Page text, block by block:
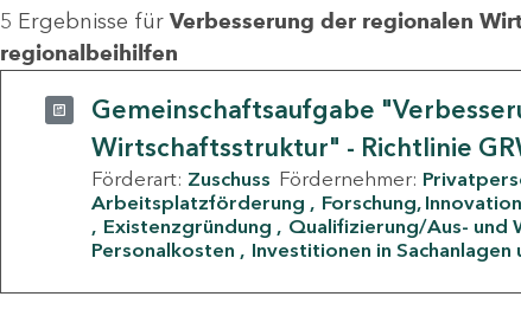
5 Ergebnisse für Verbesserung der regionalen
regionalbeihilfen
Gemeinschaftsaufgabe
Wirtschaftsstruktur" - Richtlinie
Förderart: Zuschuss Fördernehmer:
Arbeitsplatzförderung
Forschung,
Existenzgründung
Qualifizierung/Aus- und
Personalkosten
Investitionen in Sachanlagen